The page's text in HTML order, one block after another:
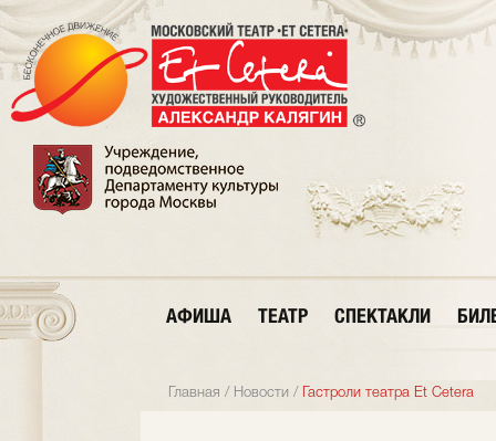
АФИША ТЕАТР СПЕКТАКЛИ
Главная / Новости / Гастроли театра Et Cetera